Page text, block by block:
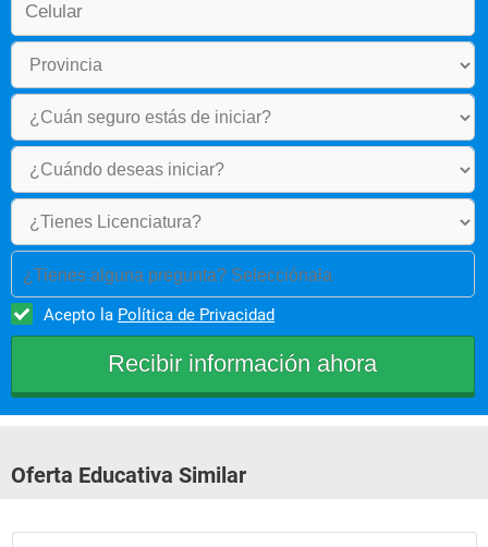
¿Tienes alguna pregunta? Selecciónala
Acepto la Política de Privacidad
Oferta Educativa Similar